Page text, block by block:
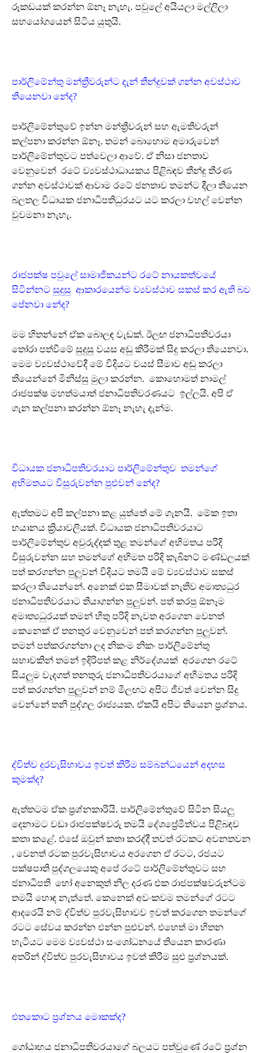
රූකඩයක් කරන්න ඕනෑ නැහැ. පවුලේ අයියලා මල්ලිලා
සහයෝගයෙන් සිටිය යුතුයි.
පාර්ලිමේන්තු මන්ත්‍රීවරුන්ට දැන් තීන්දුවක් ගන්න අවස්ථාව
තියෙනවා නේද?
පාර්ලිමේන්තුවේ ඉන්න මන්ත්‍රීවරුන් සහ ඇමතිවරුන්
කල්පනා කරන්න ඕනෑ. තමන් බොහොම අමාරුවෙන්
පාර්ලිමේන්තුවට පත්වෙලා ආවේ. ඒ නිසා ජනතාව
වෙනුවෙන් රටේ ව්‍යවස්ථාධායකය පිළිබඳව තීන්දු තීරණ
ගන්න අවස්ථාවක් ආවාම රටේ ජනතාව තමන්ට දීලා තියෙන
බලතල විධායක ජනාධිපතිධුරයට යට කරලා වහල් වෙන්න
වුවමනා නැහැ.
රාජපක්ෂ පවුලේ සාමාජිකයන්ට රටේ නායකත්වයේ
සිටින්නට සුදුසු ආකාරයෙන්ම ව්‍යවස්ථාව සකස් කර ඇති බව
පේනවා නේද?
මම හිතන්නේ ඒක බොලඳ වැඩක්. ඊලඟ ජනාධිපතිවරයා
තෝරා පත්වීමේ සුදුසු වයස අඩු කිරීමක් සිදු කරලා තියෙනවා.
මෙම ව්‍යවස්ථාවේදී මේ විදියට වයස් සීමාව අඩු කරලා
තියෙන්නේ මිනිස්සු මුලා කරන්න. කොහොමත් නාමල්
රාජපක්ෂ මහත්මයාත් ජනාධිපතිවරණයට ඉල්ලයි. අපි ඒ
ගැන කල්පනා කරන්න ඕනෑ නැහැ දැන්ම.
විධායක ජනාධිපතිවරයාට පාර්ලිමේන්තුව තමන්ගේ
අභිමතයට විසුරුවන්න පුළුවන් නේද?
ඇත්තමට අපි කල්පනා කළ යුත්තේ මේ ගැනයි. මේක ඉතා
භයානය ක්‍රියාවලියක්. විධායක ජනාධිපතිවරයාට
පාර්ලිමේන්තුව අවුරුද්දක් තුළ තමන්ගේ අභිමතය පරිදි
විසුරුවන්න සහ තමන්ගේ අභිමත පරිදි කැබිනට් මණ්ඩලයක්
පත් කරගන්න පුලුවන් විදියට තමයි මේ ව්‍යවස්ථාව සකස්
කරලා තියෙන්නේ. අනෙක් එක සීමාවක් නැතිව අමාත්‍යධුර
ජනාධිපතිවරයාට තියාගන්න පුලුවන්. පත් කරපු ඕනෑම
අමාත්‍යධුරයක් තමන් හිතු පරිදි නැවත අරගෙන වෙනත්
කෙනෙක් ඒ තනතුර වෙනුවෙන් පත් කරගන්න පුලුවන්.
තමන් පත්කරගන්නා ලද නිකංම නිකං පාර්ලිමේන්තු
සභාවකින් තමන් ඉදිරිපත් කළ නිර්දේශයක් අරගෙන රටේ
සියලුම වැදගත් තනතුරු ජනාධිපතිවරයාගේ අභිමතය පරිදි
පත් කරගන්න පුලුවන් නම් මීලඟට අපිට ජීවත් වෙන්න සිදු
වෙන්නේ තනි පුද්ගල රාජ්‍යයක. ඒකයි අපිට තියෙන ප්‍රශ්නය.
ද්විත්ව දුරවැසිභාවය ඉවත් කිරීම සම්බන්ධයෙන් අදහස
කුමක්ද?
ඇත්තටම ඒක ප්‍රශ්නකාරියි. පාර්ලිමේන්තුවේ සිටින සියලු
දෙනාමට වඩා රාජපක්ෂවරු තමයි දේශප්‍රේමීත්වය පිළිබඳව
කතා කළේ. එසේ ඔවුන් කතා කරද්දී තවත් රටකට අවනතවන
, වෙනත් රටක පුරවැසිභාවය අරගෙන ඒ රටට, රජයට
පක්ෂපාති පුද්ගලයෙකු අපේ රටේ පාර්ලිමේන්තුවට සහ
ජනාධිපති හෝ අනෙකුත් නිල දරණ එක රාජපක්ෂවරුන්ටම
තමයි හොඳ නැත්තේ. කෙනෙක් අවංකවම තමන්ගේ රටට
ආදරෙයි නම් ද්විත්ව පුරවැසිභාවව ඉවත් කරගෙන තමන්ගේ
රටට සේවය කරන්න එන්න පුළුවන්. එහෙත් මා හිතන
හැටියට මෙම ව්‍යවස්ථා සංශෝධනයේ තියෙන කාරණා
අතරින් ද්විත්ව පුරවැසිභාවය ඉවත් කිරීම සුළු ප්‍රශ්නයක්.
එතකොට ප්‍රශ්නය මොකක්ද?
ගෝඨාභය ජනාධිපතිවරයාගේ බලයට පත්වුණේ රටේ ප්‍රශ්න